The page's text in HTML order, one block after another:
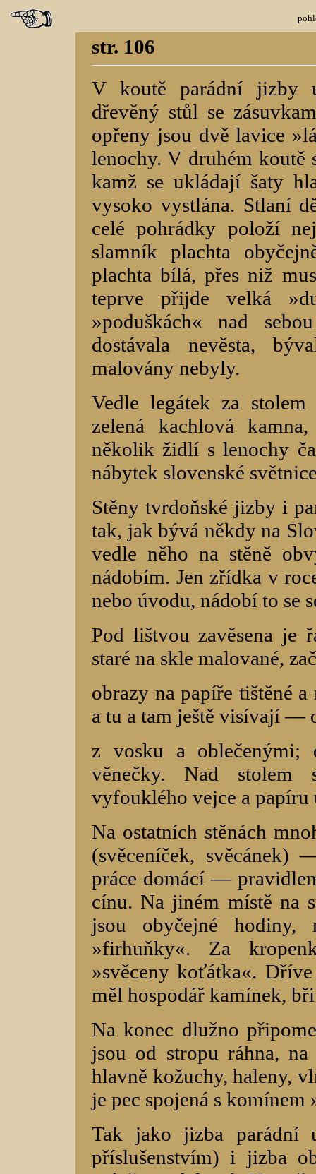
str. 106
V koutě parádní jizby
dřevěný stůl se
opřeny jsou dvě lavice
lenochy. V druhém koutě
kamž se ukládají šaty
vysoko vystlána. Stlaní
celé pohrádky položí
slamník plachta
plachta bílá, přes niž
teprve přijde velká
»poduškách« nad
dostávala nevěsta,
malovány nebyly.
Vedle legátek za
zelená kachlová
několik židlí s lenochy
nábytek slovenské
Stěny tvrdoňské jizby i
tak, jak bývá někdy na
vedle něho na stěně
nádobím. Jen zřídka v
nebo úvodu, nádobí to se
Pod lištvou zavěsena je
staré na skle malované,
obrazy na papíře tištěné
a tu a tam ještě visívají —
z vosku a oblečenými;
věnečky. Nad stolem
vyfouklého vejce a papíru
Na ostatních stěnách
(svěceníček, svěcánek)
práce domácí —
cínu. Na jiném místě na
jsou obyčejné
»firhuňky«. Za
»svěceny koťátka«.
měl hospodář kamínek,
Na konec dlužno
jsou od stropu ráhna,
hlavně kožuchy, haleny,
je pec spojená s komínem
Tak jako jizba parádní
příslušenstvím) i jizba